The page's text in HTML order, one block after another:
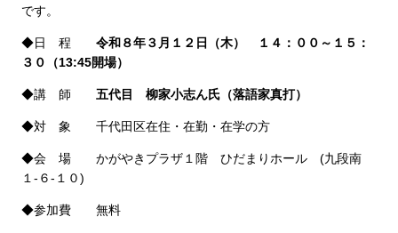
です。
◆日 程 令和８年３月１２日（木） １４：００～１５：
３０（13:45開場）
◆講 師 五代目 柳家小志ん氏（落語家真打）
◆対 象 千代田区在住・在勤・在学の方
◆会 場 かがやきプラザ１階 ひだまりホール (九段南
１-６-１０)
◆参加費 無料